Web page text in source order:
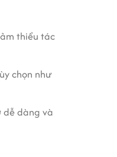
thiểu tác
chọn như
dễ dàng và